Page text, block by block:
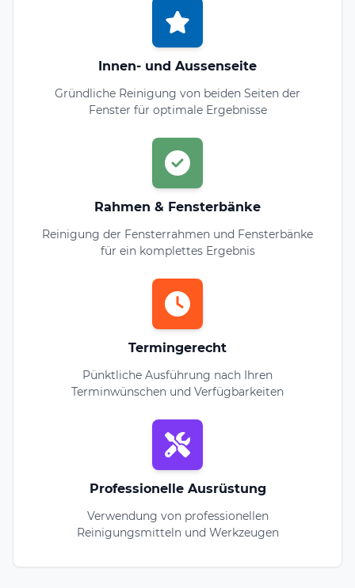
Innen- und Aussenseite
Gründliche Reinigung von beiden Seiten der
Fenster für optimale Ergebnisse
Rahmen & Fensterbänke
Reinigung der Fensterrahmen und Fensterbänke
für ein komplettes Ergebnis
Termingerecht
Pünktliche Ausführung nach Ihren
Terminwünschen und Verfügbarkeiten
Professionelle Ausrüstung
Verwendung von professionellen
Reinigungsmitteln und Werkzeugen